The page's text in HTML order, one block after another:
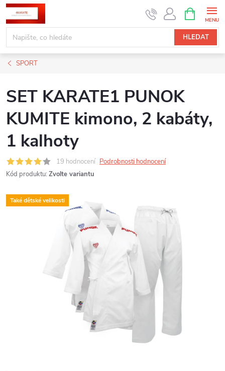
Přejít
na
obsah
HLEDAT
NÁKUPNÍ
KOŠÍK
SPORT
SET KARATE1 PUNOK
KUMITE kimono, 2 kabáty,
1 kalhoty
19 hodnocení Podrobnosti hodnocení
Kód produktu: Zvolte variantu
Také dětské velikosti